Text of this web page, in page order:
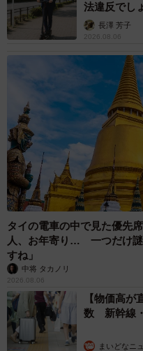
法違反でし
説】長澤 芳子
2026.08.06
タイの電車の中で見た優先
人、お年寄り… 一つだけ謎
すね」
中将 タカノリ
2026.08.06
【物価高
数 新幹線
まいどなニ